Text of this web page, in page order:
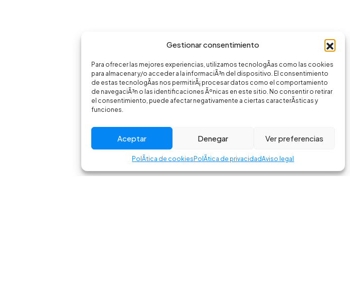
Gestionar consentimiento
Para ofrecer las mejores experiencias, utilizamos tecnologÃ­as como las cookies
para almacenar y/o acceder a la informaciÃ³n del dispositivo. El consentimiento
de estas tecnologÃ­as nos permitirÃ¡ procesar datos como el comportamiento
de navegaciÃ³n o las identificaciones Ãºnicas en este sitio. No consentir o retirar
el consentimiento, puede afectar negativamente a ciertas caracterÃ­sticas y
funciones.
Aceptar Denegar Ver preferencias
PolÃ­tica de cookies PolÃ­tica de privacidadAviso legal